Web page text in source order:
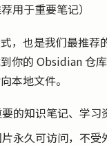
荐用于重要笔记）
，也是我们最推荐
你的 Obsidian 仓
本地文件。
要的知识笔记、学习
片永久可访问，不受